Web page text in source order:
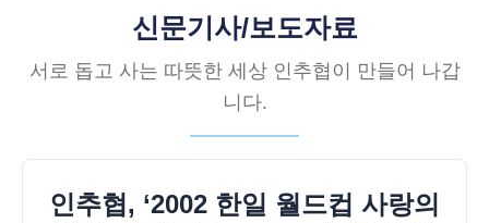
신문기사/보도자료
서로 돕고 사는 따뜻한 세상 인추협이 만들어 나갑
니다.
인추협, ‘2002 한일 월드컵 사랑의